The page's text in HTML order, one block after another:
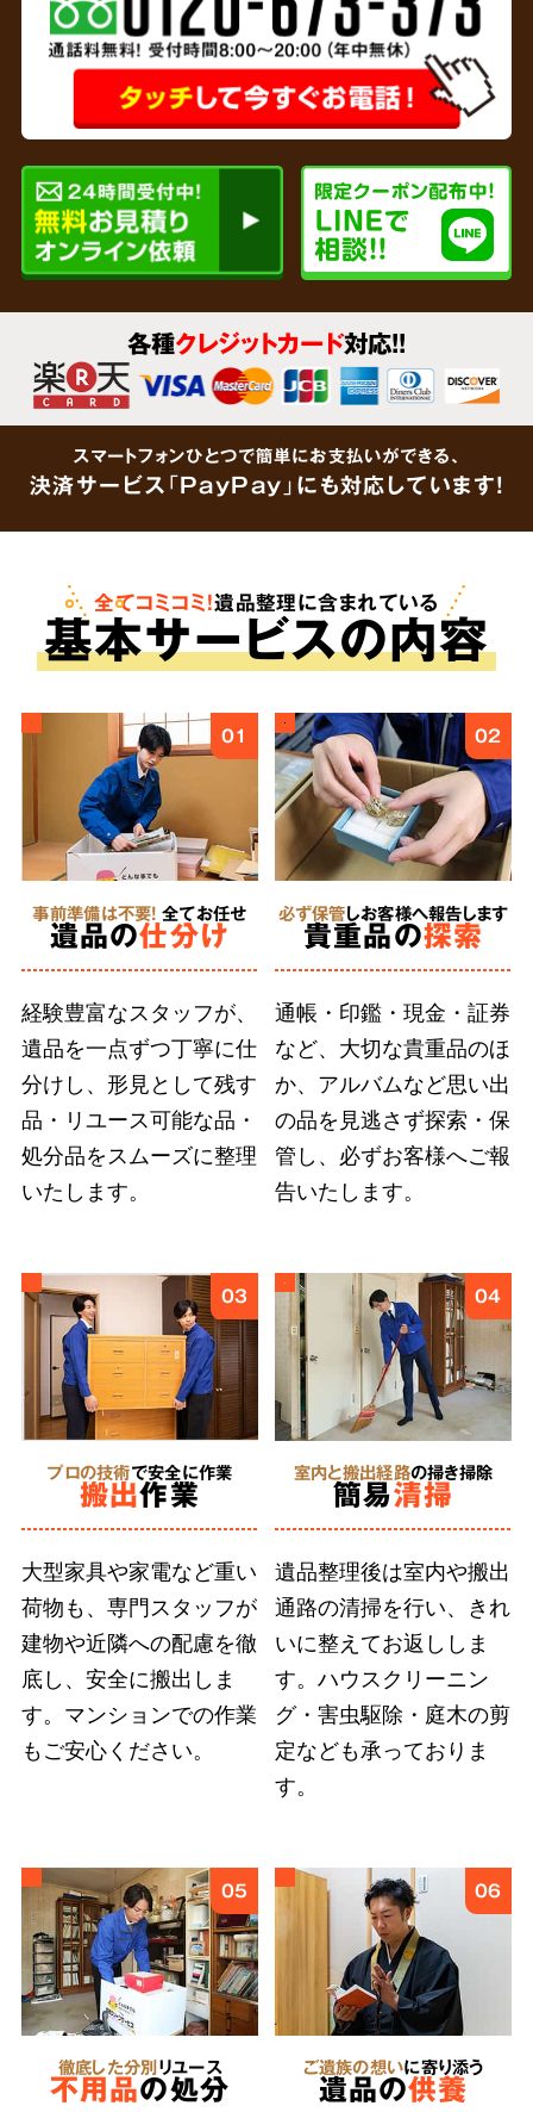
連携
リサイクルショップを運営している弊社では、
貴金属、家財など形見分けが不要なあらゆるご
遺品をその場で買取査定いたします。企業で連
鑑定します。「買取できるものがあるかわからな
映させることで遺品整理にかかる費用を安く抑
えることが可能です。
4
ご遺族様の気持ちに
寄り添う丁寧な作業
徹底した
人材育成
ご遺族の気持ちに寄り添い、どんなに小さな品
物も誠意をもって丁寧に扱うことが、ご依頼者
様に安心を届けると信じています。そのために
弊社では、スタッフ個々の遺品整理に求められ
5 形見分け・ご供養に対応
合同供養
に対応
弊社では故人様とご依頼者様の想いに応えるこ
とを第一としています。遠方にお住まいのご親
族への形見分や遺品のご供養など、どのような
細かなご要望も遠慮せずにお伝えください。
6 あらゆる状況 に対応
特殊清掃
にも対応
各種クレジットカード対応!!
スマートフォンひとつで簡単にお支払いができる、
決済サービス「PayPay」にも対応しています!
全てコミコミ！遺品整理に含まれている
基本サービスの内容
01
事前準備は不要! 全てお任せ
遺品の仕分け
経験豊富なスタッフが、
遺品を一点ずつ丁寧に仕
分けし、形見として残す
品・リユース可能な品・
処分品をスムーズに整理
いたします。
02
必ず保管しお客様へ報告します
貴重品の探索
通帳・印鑑・現金・証券
など、大切な貴重品のほ
か、アルバムなど思い出
の品を見逃さず探索・保
管し、必ずお客様へご報
告いたします。
03
プロの技術で安全に作業
搬出作業
大型家具や家電など重い
荷物も、専門スタッフが
建物や近隣への配慮を徹
底し、安全に搬出しま
す。マンションでの作業
もご安心ください。
04
室内と搬出経路の掃き掃除
簡易清掃
遺品整理後は室内や搬出
通路の清掃を行い、きれ
いに整えてお返ししま
す。ハウスクリーニン
グ・害虫駆除・庭木の剪
定なども承っておりま
す。
05
徹底した分別リユース
不用品の処分
06
ご遺族の想いに寄り添う
遺品の供養